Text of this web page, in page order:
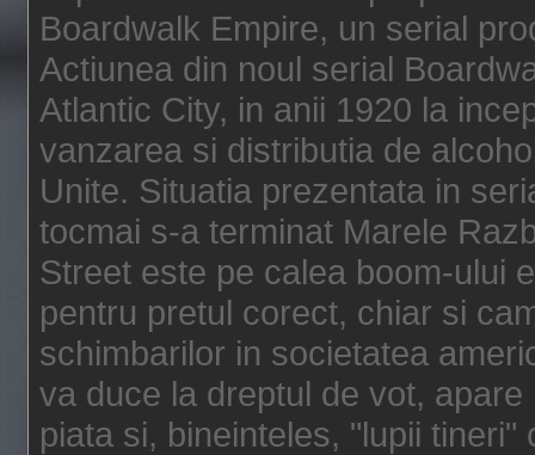
Boardwalk Empire, un serial
Actiunea din noul serial
Atlantic City, in anii 1920 la
vanzarea si distributia de
Unite. Situatia prezentata in
tocmai s-a terminat Marele
Street este pe calea boom-ului
pentru pretul corect, chiar si
schimbarilor in societatea
va duce la dreptul de vot,
piata si, bineinteles, "lupii